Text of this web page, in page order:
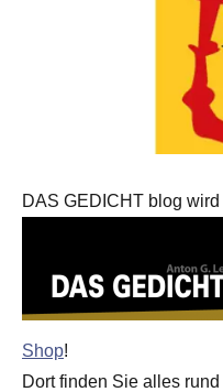
DAS GEDICHT blog
Shop!
Dort finden Sie alles